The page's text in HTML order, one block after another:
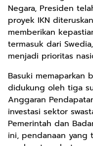
Negara, Presiden
proyek IKN
memberikan
termasuk dari
menjadi prioritas
Basuki memaparkan
didukung oleh tiga
Anggaran
investasi sektor
Pemerintah dan
ini, pendanaan